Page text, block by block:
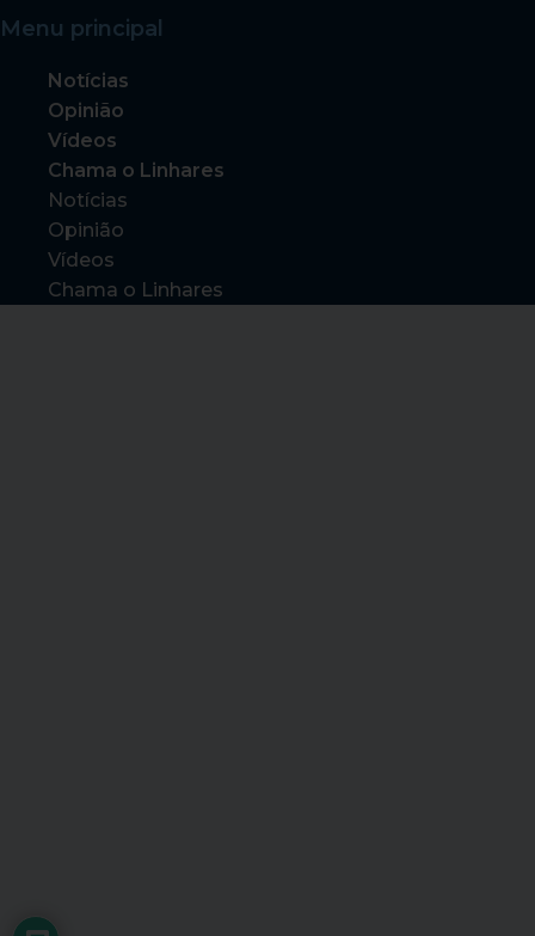
Menu principal
Notícias
Opinião
Vídeos
Chama o Linhares
Notícias
Opinião
Vídeos
Chama o Linhares